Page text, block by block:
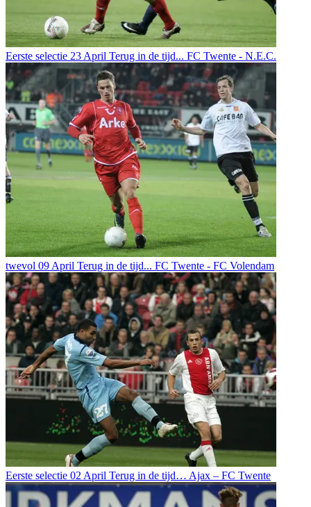
Eerste selectie 23 April Terug in de tijd... FC Twente - N.E.C.
twevol 09 April Terug in de tijd... FC Twente - FC Volendam
Eerste selectie 02 April Terug in de tijd… Ajax – FC Twente